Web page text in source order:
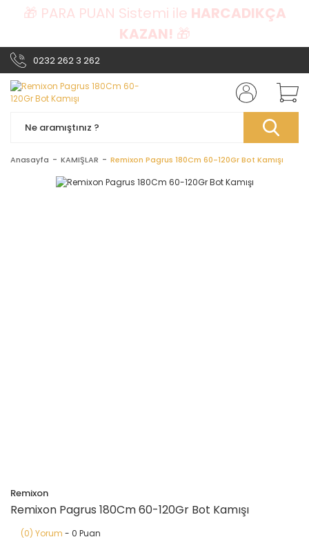
🎁 PARA PUAN Sistemi ile HARCADIKÇA
KAZAN! 🎁
0232 262 3 262
Anasayfa KAMIŞLAR Remixon Pagrus 180Cm 60-120Gr Bot Kamışı
Remixon
Remixon Pagrus 180Cm 60-120Gr Bot Kamışı
(0) Yorum - 0 Puan